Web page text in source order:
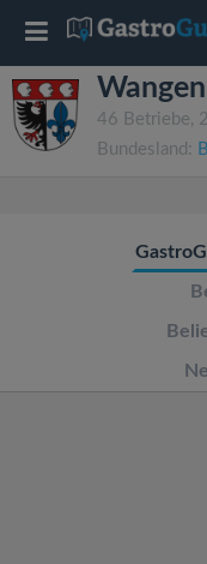
46 Betriebe,
Bundesland:
T
o
g